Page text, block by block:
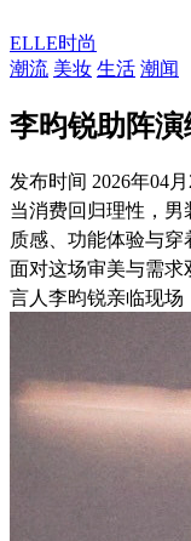
ELLE时尚
潮流 美妆 生活 潮闻
李昀锐助阵
发布时间 2026年04
当消费回归理性，
质感、功能体验与
面对这场审美与需
言人李昀锐亲临现场